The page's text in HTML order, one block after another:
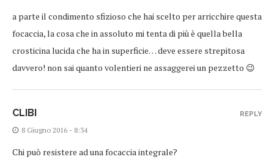
a parte il condimento sfizioso che hai scelto per arricchire questa
focaccia, la cosa che in assoluto mi tenta di più è quella bella
crosticina lucida che ha in superficie… deve essere strepitosa
davvero! non sai quanto volentieri ne assaggerei un pezzetto 😉
CLIBI
8 Giugno 2016 - 8:34
Chi può resistere ad una focaccia integrale?
REPLY